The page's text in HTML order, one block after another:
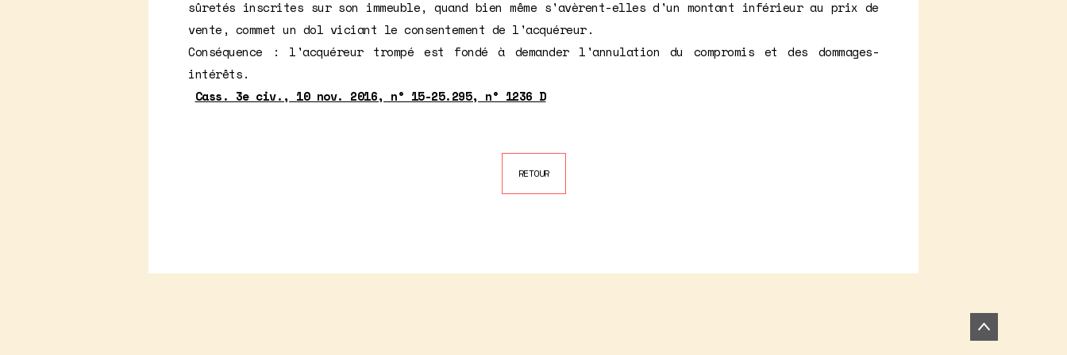
sûretés inscrites sur son immeuble, quand bien même s'avèrent-elles d'un montant inférieur au prix de
vente, commet un dol viciant le consentement de l'acquéreur.
Conséquence : l'acquéreur trompé est fondé à demander l'annulation du compromis et des dommages-
intérêts.
Cass. 3e civ., 10 nov. 2016, n° 15-25.295, n° 1236 D
RETOUR